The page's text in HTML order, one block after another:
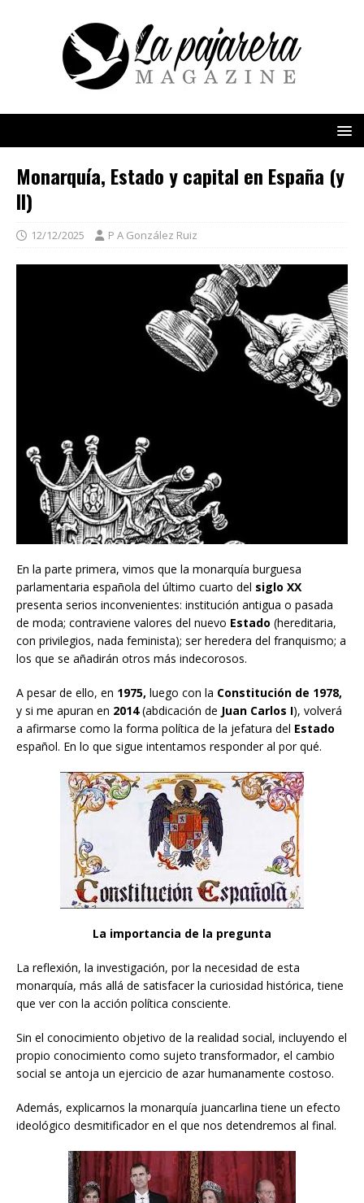
Monarquía, Estado y capital en España (y
II)
12/12/2025 P A González Ruiz
En la parte primera, vimos que la monarquía burguesa
parlamentaria española del último cuarto del siglo XX
presenta serios inconvenientes: institución antigua o pasada
de moda; contraviene valores del nuevo Estado (hereditaria,
con privilegios, nada feminista); ser heredera del franquismo; a
los que se añadirán otros más indecorosos.
A pesar de ello, en 1975, luego con la Constitución de 1978,
y si me apuran en 2014(abdicación de Juan Carlos I), volverá
a afirmarse como la forma política de la jefatura del Estado
español. En lo que sigue intentamos responder al por qué.
La importancia de la pregunta
La reflexión, la investigación, por la necesidad de esta
monarquía, más allá de satisfacer la curiosidad histórica, tiene
que ver con la acción política consciente.
Sin el conocimiento objetivo de la realidad social, incluyendo el
propio conocimiento como sujeto transformador, el cambio
social se antoja un ejercicio de azar humanamente costoso.
Además, explicarnos la monarquía juancarlina tiene un efecto
ideológico desmitificador en el que nos detendremos al final.